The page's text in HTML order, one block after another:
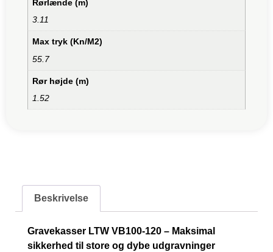
Rørlænde (m)
3.11
Max tryk (Kn/M2)
55.7
Rør højde (m)
1.52
Beskrivelse
Gravekasser LTW VB100-120 – Maksimal
sikkerhed til store og dybe udgravninger